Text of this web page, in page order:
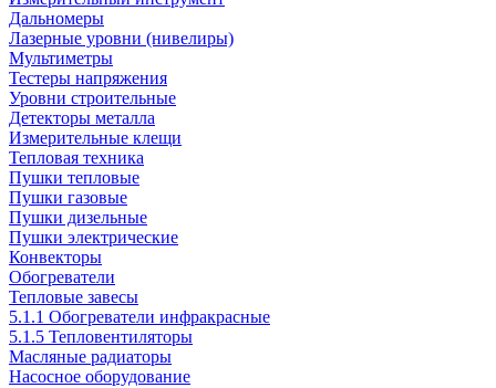
Дальномеры
Лазерные уровни (нивелиры)
Мультиметры
Тестеры напряжения
Уровни строительные
Детекторы металла
Измерительные клещи
Тепловая техника
Пушки тепловые
Пушки газовые
Пушки дизельные
Пушки электрические
Конвекторы
Обогреватели
Тепловые завесы
5.1.1 Обогреватели инфракрасные
5.1.5 Тепловентиляторы
Масляные радиаторы
Насосное оборудование